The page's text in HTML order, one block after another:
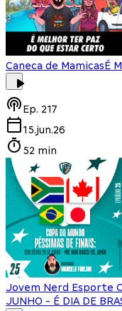
Caneca de MamicasÉ
Ep. 217
15.jun.26
52 min
Jovem Nerd Esporte
JUNHO - É DIA DE